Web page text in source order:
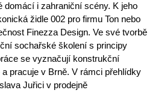
domácí i zahraniční scény. K jeho
židle 002 pro firmu Ton nebo
Finezza Design. Ve své tvorbě
sochařské školení s principy
se vyznačují konstrukční
pracuje v Brně. V rámci přehlídky
Juřici v prodejně